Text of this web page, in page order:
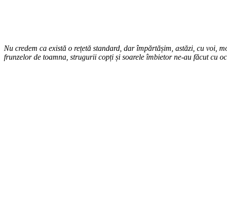
Nu credem ca există o rețetă standard, dar împărtășim, astăzi, cu voi,
frunzelor de toamna, strugurii copți și soarele îmbietor ne-au făcut cu